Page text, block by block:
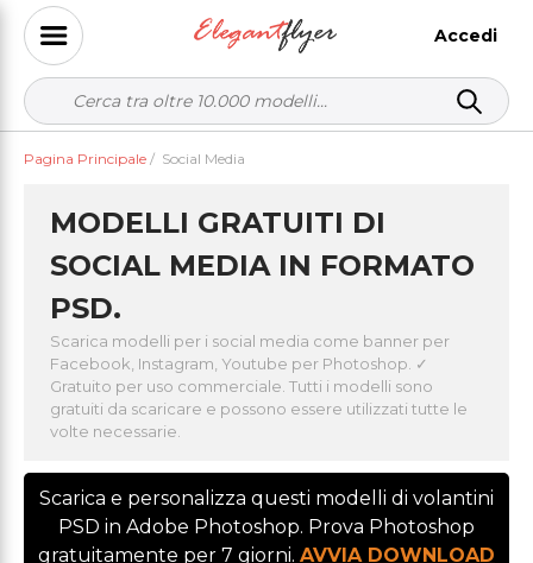
Accedi
Pagina Principale / Social Media
MODELLI GRATUITI DI
SOCIAL MEDIA IN FORMATO
PSD.
Scarica modelli per i social media come banner per
Facebook, Instagram, Youtube per Photoshop. ✓
Gratuito per uso commerciale. Tutti i modelli sono
gratuiti da scaricare e possono essere utilizzati tutte le
volte necessarie.
Scarica e personalizza questi modelli di volantini
PSD in Adobe Photoshop. Prova Photoshop
gratuitamente per 7 giorni. AVVIA DOWNLOAD